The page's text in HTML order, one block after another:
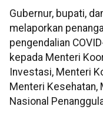
Gubernur, bupati,
melaporkan
pengendalian
kepada Menteri
Investasi, Menteri
Menteri Kesehatan,
Nasional